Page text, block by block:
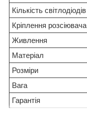
Кількість світлодіодів
Кріплення розсіювача
Живлення
Матеріал
Розміри
Вага
Гарантія